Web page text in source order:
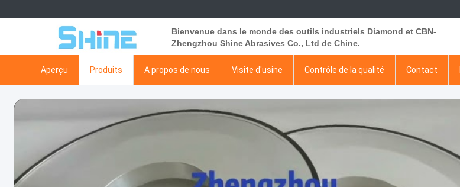
Bienvenue dans le monde des outils industriels Diamond et CBN-
Zhengzhou Shine Abrasives Co., Ltd de Chine.
Aperçu Produits A propos de nous Visite d'usine Contrôle de la qualité Contact